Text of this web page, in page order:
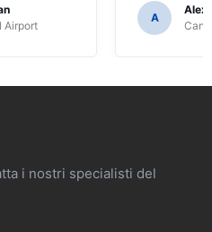
Airport
A
Alex
i nostri specialisti del